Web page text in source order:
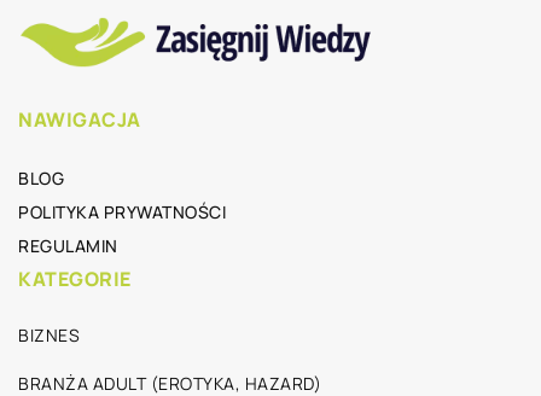
NAWIGACJA
BLOG
POLITYKA PRYWATNOŚCI
REGULAMIN
KATEGORIE
BIZNES
BRANŻA ADULT (EROTYKA, HAZARD)